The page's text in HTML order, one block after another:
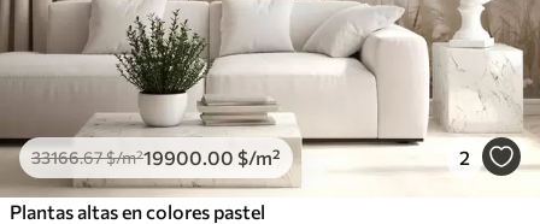
33166.67$/m²19900 .00 $/m² 2
Plantas altas en colores pastel